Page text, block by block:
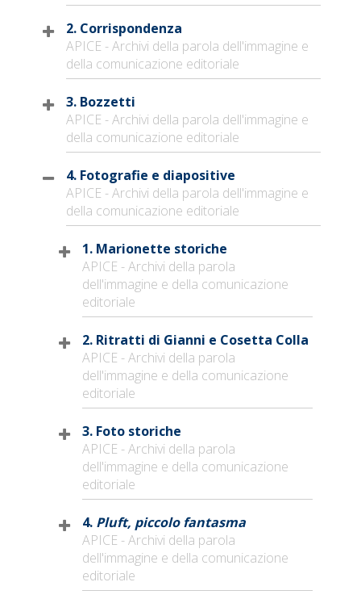
2. Corrispondenza
APICE - Archivi della parola dell'immagine e
della comunicazione editoriale
3. Bozzetti
APICE - Archivi della parola dell'immagine e
della comunicazione editoriale
4. Fotografie e diapositive
APICE - Archivi della parola dell'immagine e
della comunicazione editoriale
1. Marionette storiche
APICE - Archivi della parola
dell'immagine e della comunicazione
editoriale
2. Ritratti di Gianni e Cosetta Colla
APICE - Archivi della parola
dell'immagine e della comunicazione
editoriale
3. Foto storiche
APICE - Archivi della parola
dell'immagine e della comunicazione
editoriale
4. Pluft, piccolo fantasma
APICE - Archivi della parola
dell'immagine e della comunicazione
editoriale